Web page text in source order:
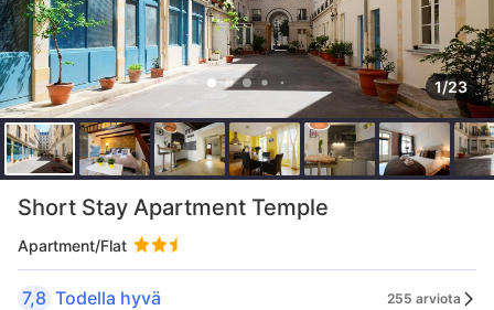
1/23
Short Stay Apartment Temple
Apartment/Flat
7,8 Todella hyvä 255 arviota